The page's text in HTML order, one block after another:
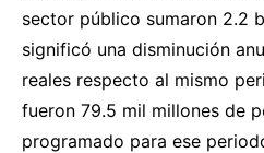
sector público sumaron 2.2
significó una disminución
reales respecto al mismo
fueron 79.5 mil millones de
programado para ese